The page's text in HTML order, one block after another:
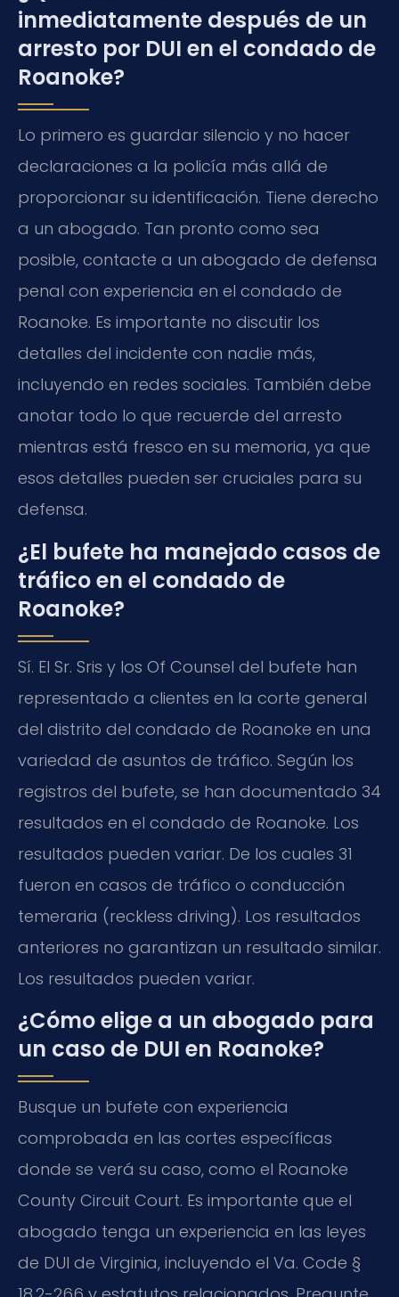
inmediatamente después de un
arresto por DUI en el condado de
Roanoke?
Lo primero es guardar silencio y no hacer
declaraciones a la policía más allá de
proporcionar su identificación. Tiene derecho
a un abogado. Tan pronto como sea
posible, contacte a un abogado de defensa
penal con experiencia en el condado de
Roanoke. Es importante no discutir los
detalles del incidente con nadie más,
incluyendo en redes sociales. También debe
anotar todo lo que recuerde del arresto
mientras está fresco en su memoria, ya que
esos detalles pueden ser cruciales para su
defensa.
¿El bufete ha manejado casos de
tráfico en el condado de
Roanoke?
Sí. El Sr. Sris y los Of Counsel del bufete han
representado a clientes en la corte general
del distrito del condado de Roanoke en una
variedad de asuntos de tráfico. Según los
registros del bufete, se han documentado 34
resultados en el condado de Roanoke. Los
resultados pueden variar. De los cuales 31
fueron en casos de tráfico o conducción
temeraria (reckless driving). Los resultados
anteriores no garantizan un resultado similar.
Los resultados pueden variar.
¿Cómo elige a un abogado para
un caso de DUI en Roanoke?
Busque un bufete con experiencia
comprobada en las cortes específicas
donde se verá su caso, como el Roanoke
County Circuit Court. Es importante que el
abogado tenga un experiencia en las leyes
de DUI de Virginia, incluyendo el Va. Code §